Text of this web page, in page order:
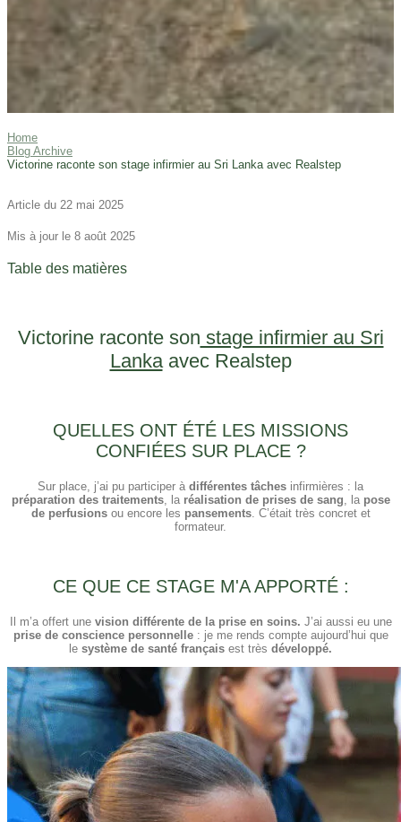
Home
Blog Archive
Victorine raconte son stage infirmier au Sri Lanka avec Realstep
Article du 22 mai 2025
Mis à jour le 8 août 2025
Table des matières
Victorine raconte son stage infirmier au Sri
Lankaavec Realstep
QUELLES ONT ÉTÉ LES MISSIONS
CONFIÉES SUR PLACE ?
Sur place, j’ai pu participer à différentes tâches infirmières : la
préparation des traitements, la réalisation de prises de sang , la pose
de perfusionsou encore les pansements. C’était très concret et
formateur.
CE QUE CE STAGE M'A APPORTÉ :
Il m’a offert une vision différente de la prise en soins. J’ai aussi eu une
prise de conscience personnelle: je me rends compte aujourd’hui que
le système de santé français est très développé.